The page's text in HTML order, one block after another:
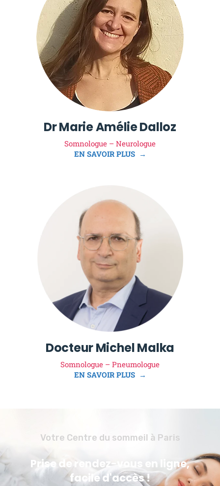
Dr Marie Amélie Dalloz
Somnologue – Neurologue
EN SAVOIR PLUS →
Docteur Michel Malka
Somnologue – Pneumologue
EN SAVOIR PLUS →
Votre Centre du sommeil à Paris
Prise de rendez-vous en ligne,
facile d'accès !